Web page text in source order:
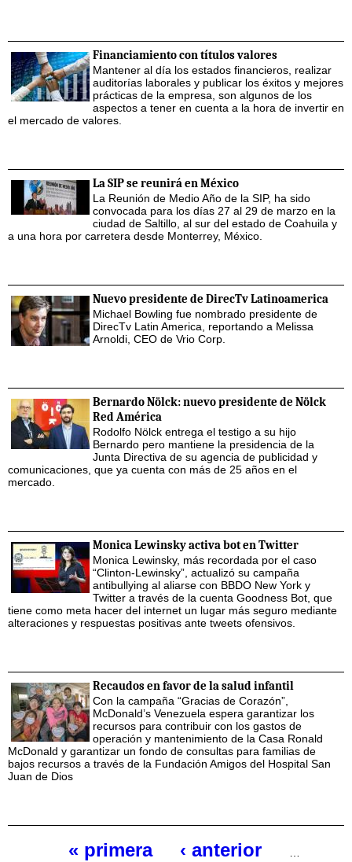
Financiamiento con títulos valores
Mantener al día los estados financieros, realizar
auditorías laborales y publicar los éxitos y mejores
prácticas de la empresa, son algunos de los
aspectos a tener en cuenta a la hora de invertir en
el mercado de valores.
La SIP se reunirá en México
La Reunión de Medio Año de la SIP, ha sido
convocada para los días 27 al 29 de marzo en la
ciudad de Saltillo, al sur del estado de Coahuila y
a una hora por carretera desde Monterrey, México.
Nuevo presidente de DirecTv Latinoamerica
Michael Bowling fue nombrado presidente de
DirecTv Latin America, reportando a Melissa
Arnoldi, CEO de Vrio Corp.
Bernardo Nölck: nuevo presidente de Nölck
Red América
Rodolfo Nölck entrega el testigo a su hijo
Bernardo pero mantiene la presidencia de la
Junta Directiva de su agencia de publicidad y
comunicaciones, que ya cuenta con más de 25 años en el
mercado.
Monica Lewinsky activa bot en Twitter
Monica Lewinsky, más recordada por el caso
“Clinton-Lewinsky”, actualizó su campaña
antibullying al aliarse con BBDO New York y
Twitter a través de la cuenta Goodness Bot, que
tiene como meta hacer del internet un lugar más seguro mediante
alteraciones y respuestas positivas ante tweets ofensivos.
Recaudos en favor de la salud infantil
Con la campaña “Gracias de Corazón”,
McDonald’s Venezuela espera garantizar los
recursos para contribuir con los gastos de
operación y mantenimiento de la Casa Ronald
McDonald y garantizar un fondo de consultas para familias de
bajos recursos a través de la Fundación Amigos del Hospital San
Juan de Dios
« primera ‹ anterior …